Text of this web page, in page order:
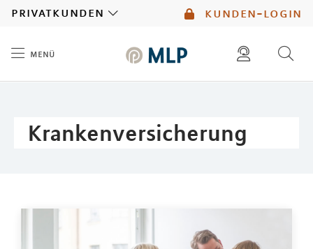
kunden-login
privatkunden
menü
Krankenversicherung